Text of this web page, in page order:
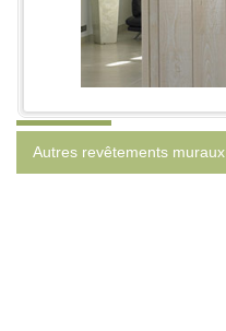
Catégories
Autres revêtements muraux